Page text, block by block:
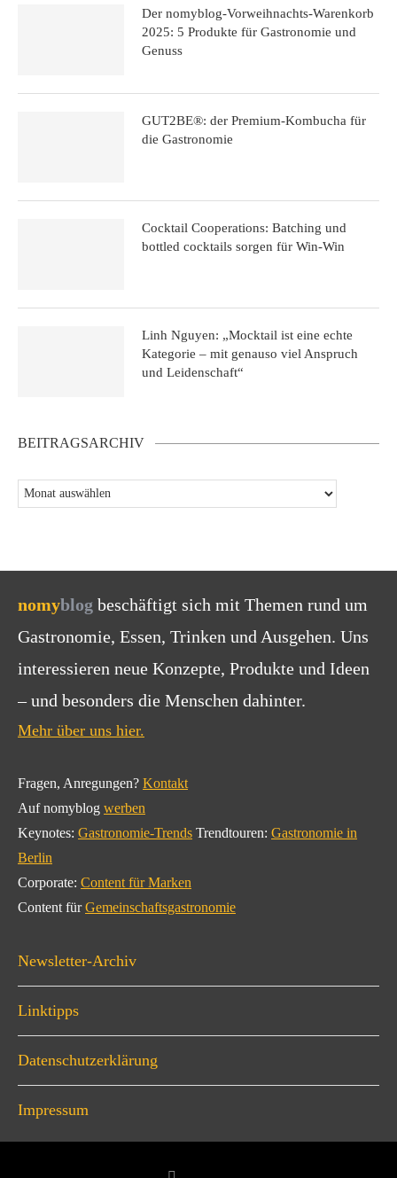
Der nomyblog-Vorweihnachts-Warenkorb
2025: 5 Produkte für Gastronomie und
Genuss
GUT2BE®: der Premium-Kombucha für
die Gastronomie
Cocktail Cooperations: Batching und
bottled cocktails sorgen für Win-Win
Linh Nguyen: „Mocktail ist eine echte
Kategorie – mit genauso viel Anspruch
und Leidenschaft“
BEITRAGSARCHIV
nomyblog beschäftigt sich mit Themen rund um
Gastronomie, Essen, Trinken und Ausgehen. Uns
interessieren neue Konzepte, Produkte und Ideen
– und besonders die Menschen dahinter.
Mehr über uns hier.
Fragen, Anregungen? Kontakt
Auf nomyblog werben
Keynotes: Gastronomie-Trends Trendtouren: Gastronomie in
Berlin
Corporate: Content für Marken
Content fürGemeinschaftsgastronomie
Newsletter-Archiv
Linktipps
Datenschutzerklärung
Impressum